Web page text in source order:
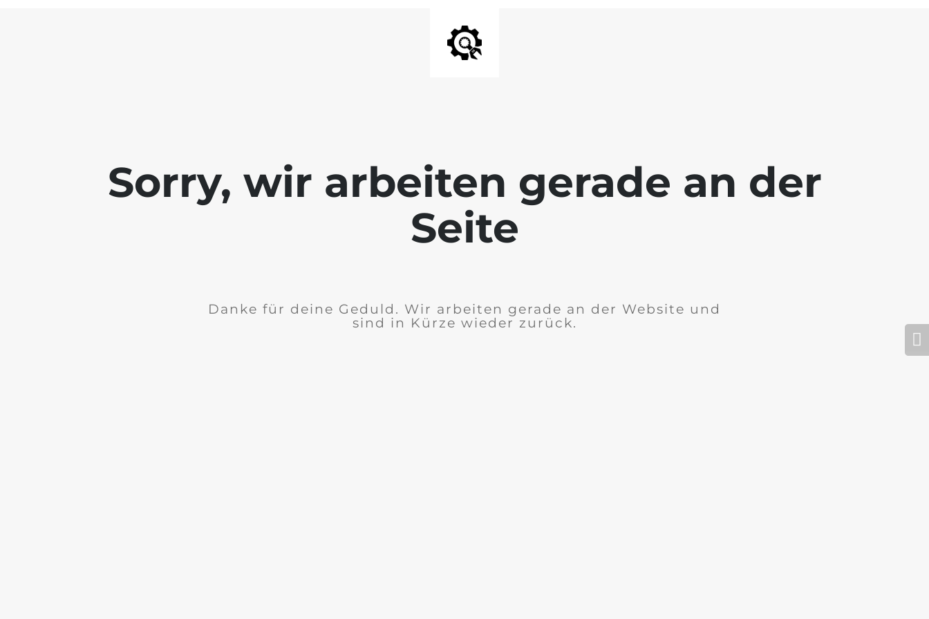
Sorry, wir arbeiten gerade an der
Seite
Danke für deine Geduld. Wir arbeiten gerade an der Website und
sind in Kürze wieder zurück.